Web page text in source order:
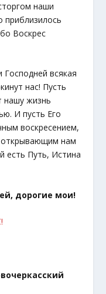
наши
приблизилось
Воскрес
Господней всякая
нас! Пусть
нашу жизнь
И пусть Его
воскресением,
нам
есть Путь, Истина
дорогие мои!